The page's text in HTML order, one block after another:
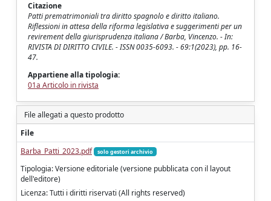
Citazione
Patti prematrimoniali tra diritto spagnolo e diritto italiano.
Riflessioni in attesa della riforma legislativa e suggerimenti per un
revirement della giurisprudenza italiana / Barba, Vincenzo. - In:
RIVISTA DI DIRITTO CIVILE. - ISSN 0035-6093. - 69:1(2023), pp. 16-
47.
Appartiene alla tipologia:
01a Articolo in rivista
File allegati a questo prodotto
File
Barba_Patti_2023.pdf
solo gestori archivio
Tipologia: Versione editoriale (versione pubblicata con il layout
dell'editore)
Licenza: Tutti i diritti riservati (All rights reserved)